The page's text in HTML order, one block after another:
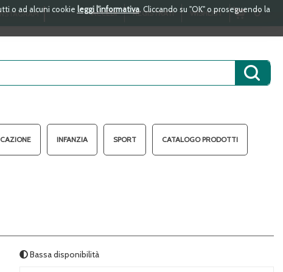
o ad alcuni cookie leggi l'informativa. Cliccando su "OK" o proseguendo la
ACCEDI REGISTRATI WISHLIST 0
ARTICOLI
INSERITI
Cerca
INFANZIA SPORT CATALOGO PRODOTTI
Bassa disponibilità